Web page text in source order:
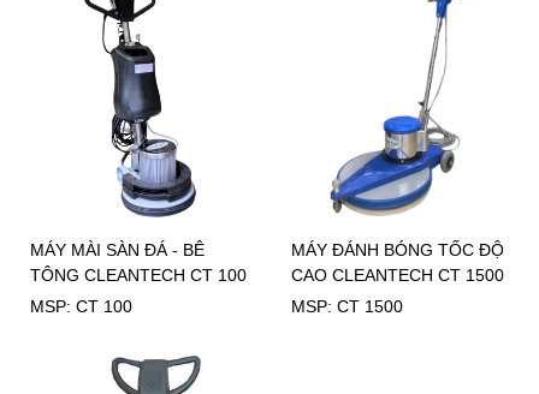
MÁY MÀI SÀN ĐÁ - BÊ
TÔNG CLEANTECH CT 100
MSP: CT 100
MÁY ĐÁNH BÓNG TỐC ĐỘ
CAO CLEANTECH CT 1500
MSP: CT 1500